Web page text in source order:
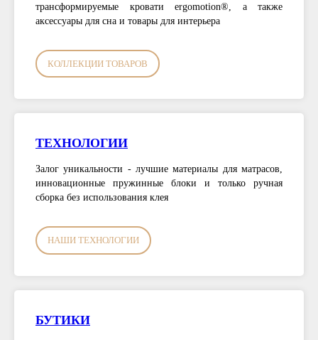
трансформируемые кровати ergomotion®, а также
аксессуары для сна и товары для интерьера
КОЛЛЕКЦИИ ТОВАРОВ
ТЕХНОЛОГИИ
Залог уникальности - лучшие материалы для матрасов,
инновационные пружинные блоки и только ручная
сборка без использования клея
НАШИ ТЕХНОЛОГИИ
БУТИКИ